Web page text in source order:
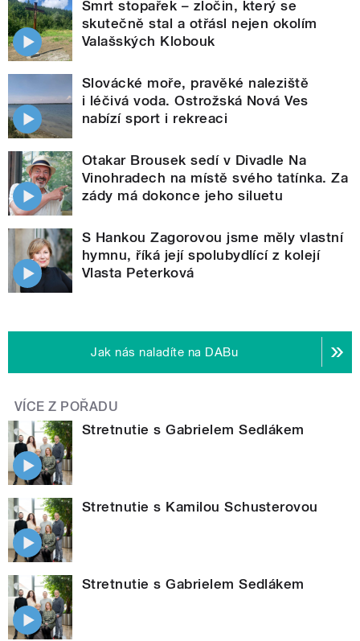
Smrt stopařek – zločin, který se
skutečně stal a otřásl nejen okolím
Valašských Klobouk
Slovácké moře, pravěké naleziště
i léčivá voda. Ostrožská Nová Ves
nabízí sport i rekreaci
Otakar Brousek sedí v Divadle Na
Vinohradech na místě svého tatínka. Za
zády má dokonce jeho siluetu
S Hankou Zagorovou jsme měly vlastní
hymnu, říká její spolubydlící z kolejí
Vlasta Peterková
Jak nás naladíte na DABu
VÍCE Z POŘADU
Stretnutie s Gabrielem Sedlákem
Stretnutie s Kamilou Schusterovou
Stretnutie s Gabrielem Sedlákem